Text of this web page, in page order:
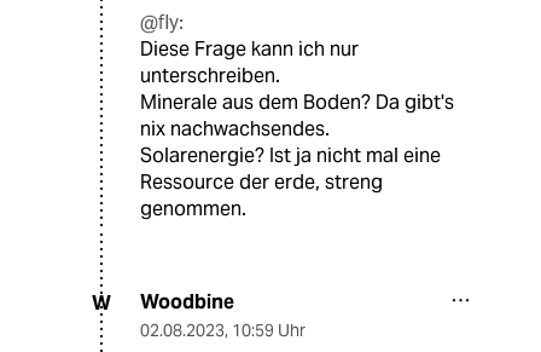
@fly:
Diese Frage kann ich nur
unterschreiben.
Minerale aus dem Boden? Da gibt's
nix nachwachsendes.
Solarenergie? Ist ja nicht mal eine
Ressource der erde, streng
genommen.
W Woodbine
02.08.2023, 10:59 Uhr